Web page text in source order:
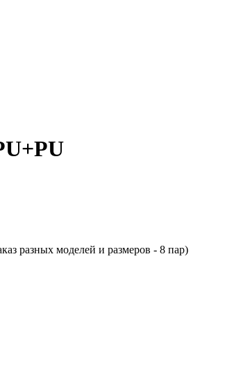
разных моделей и размеров - 8 пар)